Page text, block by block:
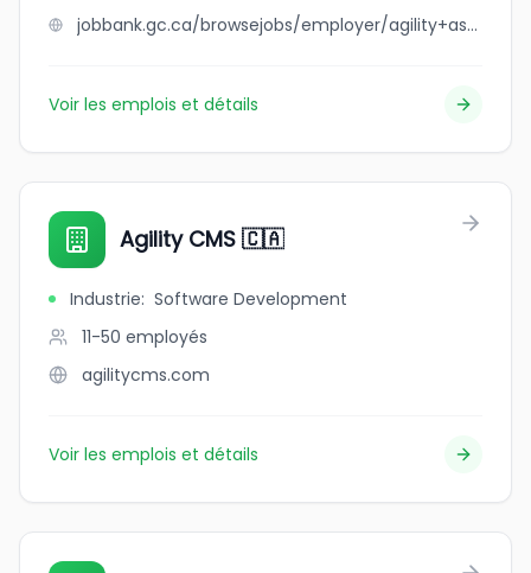
jobbank.gc.ca/browsejobs/employer/agility+associates+inc./ca
Voir les emplois et détails
Agility CMS 🇨🇦
Industrie: Software Development
11-50 employés
agilitycms.com
Voir les emplois et détails